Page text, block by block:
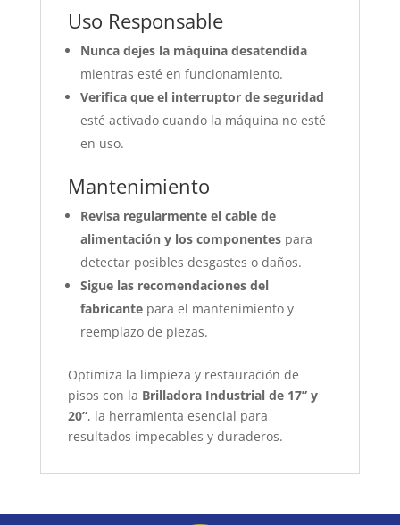
Uso Responsable
Nunca dejes la máquina desatendida
mientras esté en funcionamiento.
Verifica que el interruptor de seguridad
esté activado cuando la máquina no esté
en uso.
Mantenimiento
Revisa regularmente el cable de
alimentación y los componentespara
detectar posibles desgastes o daños.
Sigue las recomendaciones del
fabricantepara el mantenimiento y
reemplazo de piezas.
Optimiza la limpieza y restauración de
pisos con la Brilladora Industrial de 17” y
20”, la herramienta esencial para
resultados impecables y duraderos.